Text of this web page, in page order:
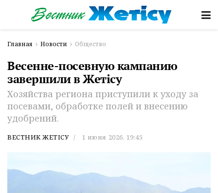
Главная Новости Общество
Весенне-посевную кампанию
завершили в Жетісу
Хозяйства региона приступили к уходу за
посевами, обработке полей и внесению
удобрений.
ВЕСТНИК ЖЕТІСУ 1 июня 2026, 19:45